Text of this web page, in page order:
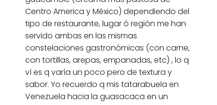
Centro America y México) dependiendo del
tipo de restaurante, lugar ó región me han
servido ambas en las mismas
constelaciones gastronómicas (con carne,
con tortillas, arepas, empanadas, etc) , lo q
ví es q varía un poco pero de textura y
sabor. Yo recuerdo q mis tatarabuela en
Venezuela hacia la guasacaca en un